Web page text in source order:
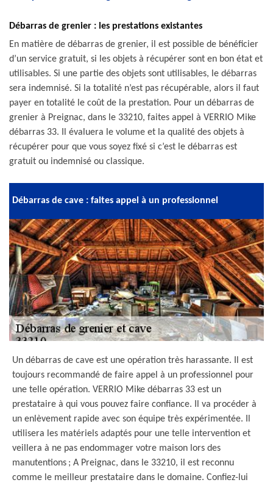
Débarras de grenier : les prestations existantes
En matière de débarras de grenier, il est possible de bénéficier
d’un service gratuit, si les objets à récupérer sont en bon état et
utilisables. Si une partie des objets sont utilisables, le débarras
sera indemnisé. Si la totalité n’est pas récupérable, alors il faut
payer en totalité le coût de la prestation. Pour un débarras de
grenier à Preignac, dans le 33210, faites appel à VERRIO Mike
débarras 33. Il évaluera le volume et la qualité des objets à
récupérer pour que vous soyez fixé si c’est le débarras est
gratuit ou indemnisé ou classique.
Débarras de cave : faites appel à un professionnel
Un débarras de cave est une opération très harassante. Il est
toujours recommandé de faire appel à un professionnel pour
une telle opération. VERRIO Mike débarras 33 est un
prestataire à qui vous pouvez faire confiance. Il va procéder à
un enlèvement rapide avec son équipe très expérimentée. Il
utilisera les matériels adaptés pour une telle intervention et
veillera à ne pas endommager votre maison lors des
manutentions ; A Preignac, dans le 33210, il est reconnu
comme le meilleur prestataire dans le domaine. Confiez-lui